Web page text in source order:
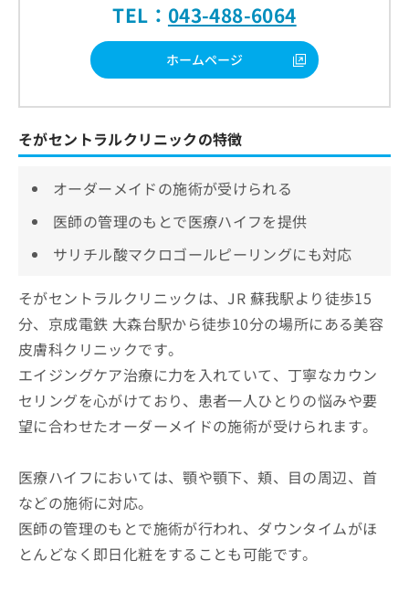
TEL： 043-488-6064
ホームページ
そがセントラルクリニックの特徴
オーダーメイドの施術が受けられる
医師の管理のもとで医療ハイフを提供
サリチル酸マクロゴールピーリングにも対応
そがセントラルクリニックは、JR 蘇我駅より徒歩15
分、京成電鉄 大森台駅から徒歩10分の場所にある美容
皮膚科クリニックです。
エイジングケア治療に力を入れていて、丁寧なカウン
セリングを心がけており、患者一人ひとりの悩みや要
望に合わせたオーダーメイドの施術が受けられます。
医療ハイフにおいては、顎や顎下、頬、目の周辺、首
などの施術に対応。
医師の管理のもとで施術が行われ、ダウンタイムがほ
とんどなく即日化粧をすることも可能です。